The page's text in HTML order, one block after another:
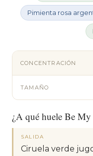
Pimienta rosa
CONCENTRACIÓN
TAMAÑO
¿A qué huele Be
SALIDA
Ciruela verde